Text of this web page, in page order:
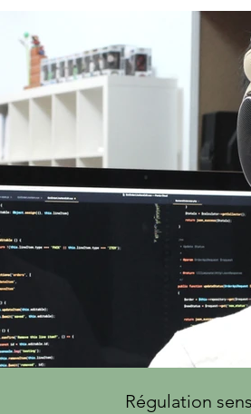
Régulation